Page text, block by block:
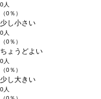
0人
（0％）
少し小さい
0人
（0％）
ちょうどよい
0人
（0％）
少し大きい
0人